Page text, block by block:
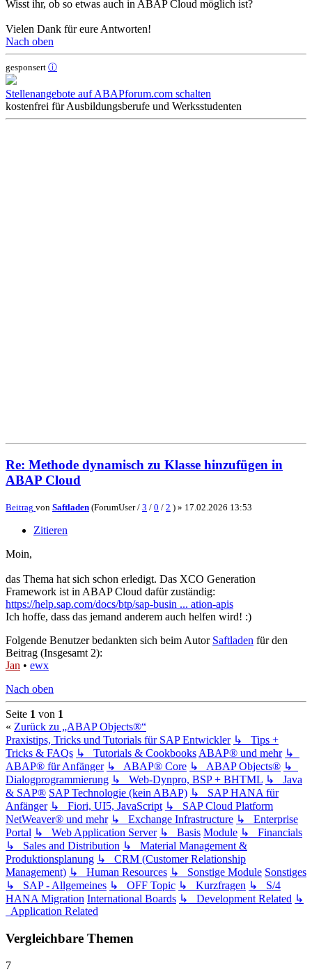
Wisst ihr, ob so etwas auch in ABAP Cloud möglich ist?
Vielen Dank für eure Antworten!
Nach oben
gesponsert ⓘ
Stellenangebote auf ABAPforum.com schalten
kostenfrei für Ausbildungsberufe und Werksstudenten
Re: Methode dynamisch zu Klasse hinzufügen in
ABAP Cloud
Beitrag von Saftladen (ForumUser / 3 / 0 / 2 ) » 17.02.2026 13:53
Zitieren
Moin,
das Thema hat sich schon erledigt. Das XCO Generation
Framework ist in ABAP Cloud dafür zuständig:
https://help.sap.com/docs/btp/sap-busin ... ation-apis
Ich hoffe, dass das jemand anderem auch helfen wird! :)
Folgende Benutzer bedankten sich beim Autor Saftladen für den
Beitrag (Insgesamt 2):
Jan • ewx
Nach oben
Seite 1 von 1
« Zurück zu „ABAP Objects®“
Praxistips, Tricks und Tutorials für SAP Entwickler ↳ Tips +
Tricks & FAQs ↳ Tutorials & Cookbooks ABAP® und mehr ↳
ABAP® für Anfänger ↳ ABAP® Core ↳ ABAP Objects® ↳
Dialogprogrammierung ↳ Web-Dynpro, BSP + BHTML ↳ Java
& SAP® SAP Technologie (kein ABAP) ↳ SAP HANA für
Anfänger ↳ Fiori, UI5, JavaScript ↳ SAP Cloud Platform
NetWeaver® und mehr ↳ Exchange Infrastructure ↳ Enterprise
Portal ↳ Web Application Server ↳ Basis Module ↳ Financials
↳ Sales and Distribution ↳ Material Management &
Produktionsplanung ↳ CRM (Customer Relationship
Management) ↳ Human Resources ↳ Sonstige Module Sonstiges
↳ SAP - Allgemeines ↳ OFF Topic ↳ Kurzfragen ↳ S/4
HANA Migration International Boards ↳ Development Related ↳
Application Related
Vergleichbare Themen
7